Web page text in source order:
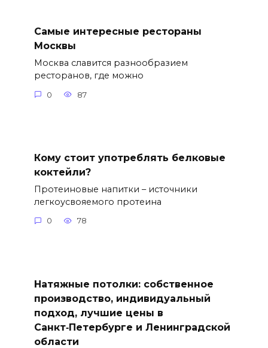
Самые интересные рестораны
Москвы
Москва славится разнообразием
ресторанов, где можно
0 87
Кому стоит употреблять белковые
коктейли?
Протеиновые напитки – источники
легкоусвояемого протеина
0 78
Натяжные потолки: собственное
производство, индивидуальный
подход, лучшие цены в
Санкт‑Петербурге и Ленинградской
области